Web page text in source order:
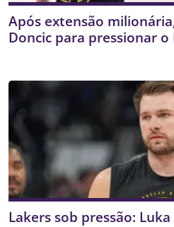
Após extensão
Doncic para pressionar o
Lakers sob pressão: